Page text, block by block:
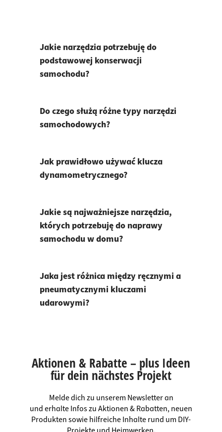
Jakie narzędzia potrzebuję do
podstawowej konserwacji
samochodu?
Do czego służą różne typy narzędzi
samochodowych?
Jak prawidłowo używać klucza
dynamometrycznego?
Jakie są najważniejsze narzędzia,
których potrzebuję do naprawy
samochodu w domu?
Jaka jest różnica między ręcznymi a
pneumatycznymi kluczami
udarowymi?
Aktionen & Rabatte – plus Ideen
für dein nächstes Projekt
Melde dich zu unserem Newsletter an
und erhalte Infos zu Aktionen & Rabatten, neuen
Produkten sowie hilfreiche Inhalte rund um DIY-